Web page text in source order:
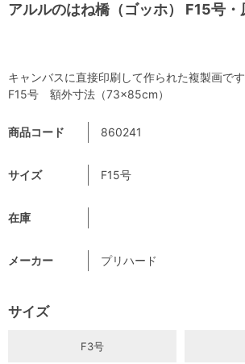
アルルのはね橋（ゴッホ） F15号・
商品コード 860241
サイズ F15号
在庫
メーカー プリハード
サイズ
F3号
キャンバスに直接印刷して作られた複製画です
F15号 額外寸法（73×85cm）